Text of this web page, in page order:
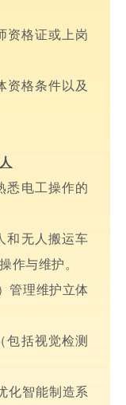
资格证或上岗
资格条件以及
悉电工操作的
和无人搬运车
作与维护。
管理维护立体
包括视觉检测
化智能制造系